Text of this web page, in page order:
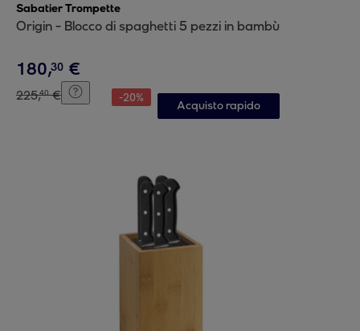
Sabatier Trompette
Origin - Blocco di spaghetti 5 pezzi in bambù
180,30 €
225,40 € -20%
Acquisto rapido